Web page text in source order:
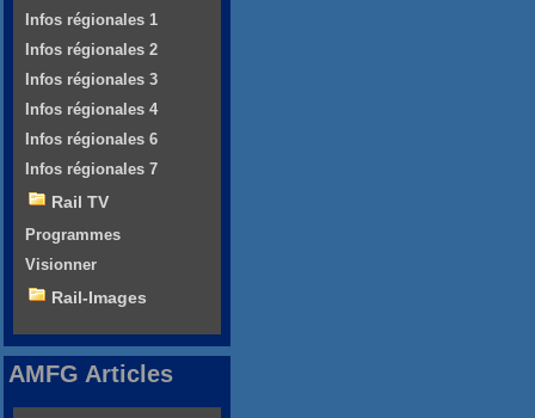
Infos régionales 1
Infos régionales 2
Infos régionales 3
Infos régionales 4
Infos régionales 6
Infos régionales 7
Rail TV
Programmes
Visionner
Rail-Images
AMFG Articles